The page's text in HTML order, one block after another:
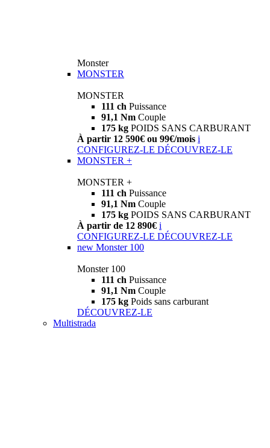
Monster
MONSTER
MONSTER
111 ch Puissance
91,1 Nm Couple
175 kg POIDS SANS CARBURANT
À partir 12 590€ ou 99€/mois i
CONFIGUREZ-LE DÉCOUVREZ-LE
MONSTER +
MONSTER +
111 ch Puissance
91,1 Nm Couple
175 kg POIDS SANS CARBURANT
À partir de 12 890€ i
CONFIGUREZ-LE DÉCOUVREZ-LE
new Monster 100
Monster 100
111 ch Puissance
91,1 Nm Couple
175 kg Poids sans carburant
DÉCOUVREZ-LE
Multistrada